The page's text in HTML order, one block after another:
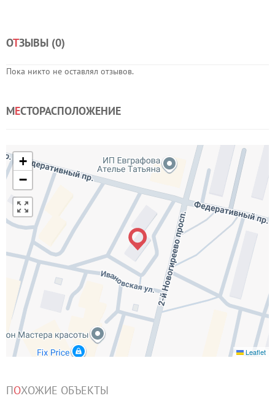
ОТЗЫВЫ (0)
Пока никто не оставлял отзывов.
МЕСТОРАСПОЛОЖЕНИЕ
+
−
Leaflet
ПОХОЖИЕ ОБЪЕКТЫ